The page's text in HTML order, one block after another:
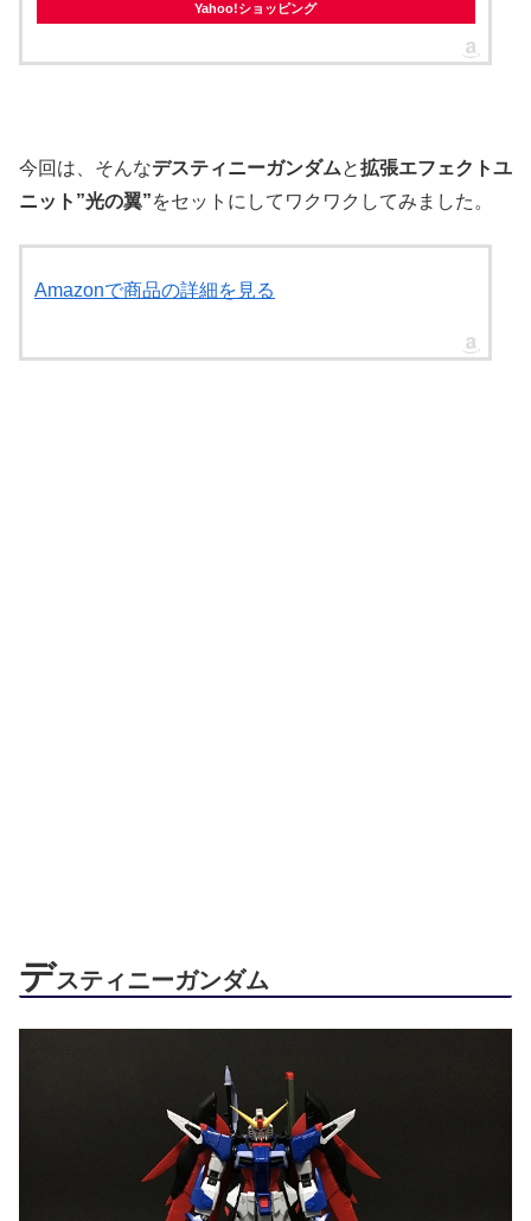
Yahoo!ショッピング
今回は、そんなデスティニーガンダムと拡張エフェクトユ
ニット”光の翼”をセットにしてワクワクしてみました。
Amazonで商品の詳細を見る
デスティニーガンダム